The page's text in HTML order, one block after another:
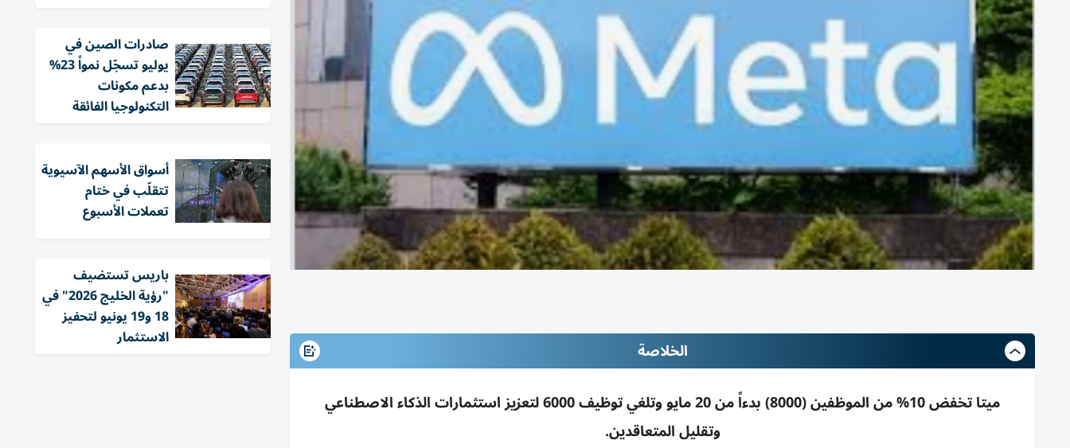
الخلاصة
ميتا تخفض 10% من الموظفين (8000) بدءاً من 20 مايو وتلغي توظيف 6000 لتعزيز استثمارات الذكاء الاصطناعي
وتقليل المتعاقدين.
صادرات الصين في
يوليو تسجّل نمواً 23%
بدعم مكونات
التكنولوجيا الفائقة
أسواق الأسهم الآسيوية
تتقلّب في ختام
تعملات الأسبوع
باريس تستضيف
"رؤية الخليج 2026" في
18 و19 يونيو لتحفيز
الاستثمار